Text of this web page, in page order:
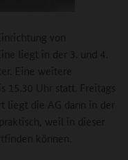
von
liegt in der 3. und 4.
Eine weitere
Uhr statt. Freitags
liegt die AG dann in der
weil in dieser
können.